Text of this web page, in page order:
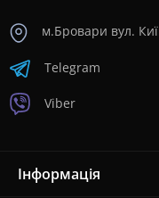
м.Бровари вул.
Telegram
Viber
Інформація